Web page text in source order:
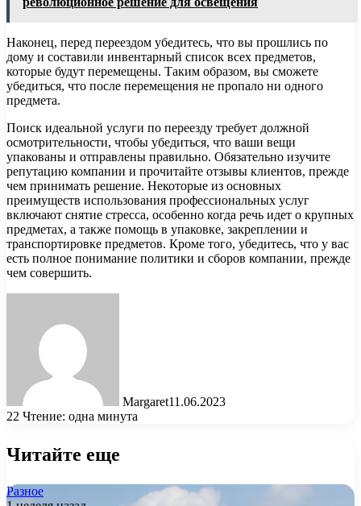
Наконец, перед переездом убедитесь, что вы прошлись по
дому и составили инвентарный список всех предметов,
которые будут перемещены. Таким образом, вы сможете
убедиться, что после перемещения не пропало ни одного
предмета.
Поиск идеальной услуги по переезду требует должной
осмотрительности, чтобы убедиться, что ваши вещи
упакованы и отправлены правильно. Обязательно изучите
репутацию компании и прочитайте отзывы клиентов, прежде
чем принимать решение. Некоторые из основных
преимуществ использования профессиональных услуг
включают снятие стресса, особенно когда речь идет о крупных
предметах, а также помощь в упаковке, закреплении и
транспортировке предметов. Кроме того, убедитесь, что у вас
есть полное понимание политики и сборов компании, прежде
чем совершить.
Margaret11.06.2023
22 Чтение: одна минута
Читайте еще
Разное